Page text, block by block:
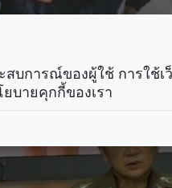
สบการณ์ของผู้ใช้ การใช้
บายคุกกี้ของเรา